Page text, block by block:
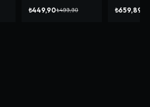
₺449,90₺499,90 ₺659,89